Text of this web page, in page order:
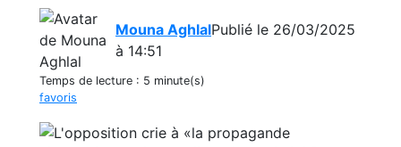
Mouna AghlalPublié le 26/03/2025
à 14:51
Temps de lecture : 5 minute(s)
favoris